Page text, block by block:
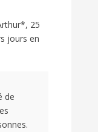
25
jours en
de